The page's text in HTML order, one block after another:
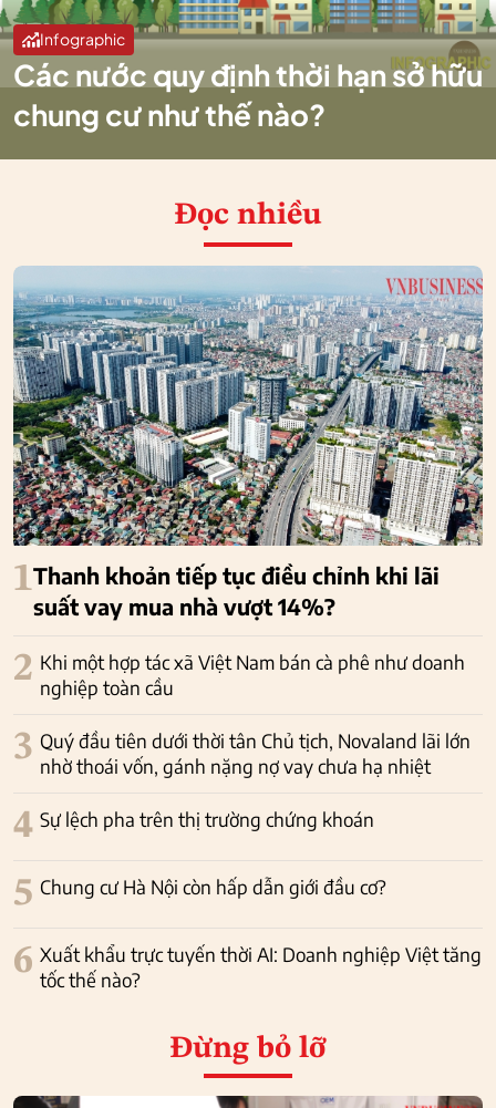
Infographic
Các nước quy định thời hạn sở hữu
chung cư như thế nào?
Đọc nhiều
1Thanh khoản tiếp tục điều chỉnh khi lãi
suất vay mua nhà vượt 14%?
2 Khi một hợp tác xã Việt Nam bán cà phê như doanh
nghiệp toàn cầu
3 Quý đầu tiên dưới thời tân Chủ tịch, Novaland lãi lớn
nhờ thoái vốn, gánh nặng nợ vay chưa hạ nhiệt
4 Sự lệch pha trên thị trường chứng khoán
5 Chung cư Hà Nội còn hấp dẫn giới đầu cơ?
6 Xuất khẩu trực tuyến thời AI: Doanh nghiệp Việt tăng
tốc thế nào?
Đừng bỏ lỡ